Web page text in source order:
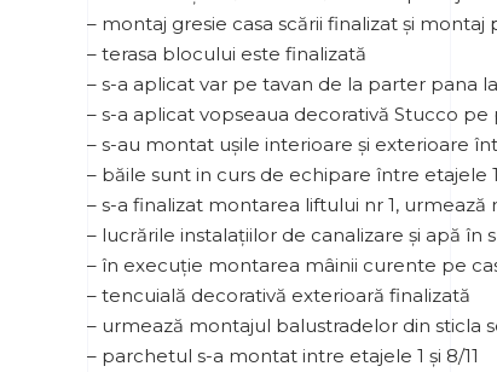
– montaj gresie casa scării finalizat și
– terasa blocului este finalizată
– s-a aplicat var pe tavan de la parter pana la
– s-a aplicat vopseaua decorativă Stucco
– s-au montat ușile interioare și exterioare
– băile sunt in curs de echipare între etajele 1
– s-a finalizat montarea liftului nr 1,
– lucrările instalațiilor de canalizare și apă în
– în execuție montarea mâinii curente pe
– tencuială decorativă exterioară finalizată
– urmează montajul balustradelor din sticla
– parchetul s-a montat intre etajele 1 și 8/11